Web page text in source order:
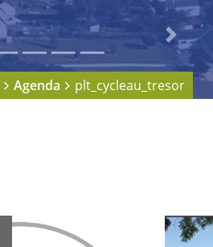
Next
Agenda plt_cycleau_tresor